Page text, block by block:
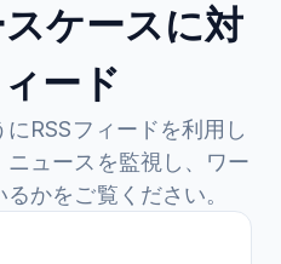
ケースに対
ード
RSSフィードを利用し
ュースを監視し、ワー
かをご覧ください。